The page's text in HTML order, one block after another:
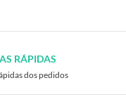
RÁPIDAS
dos pedidos